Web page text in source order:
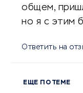
общем,
но я с этим
Ответить на
ЕЩЕ ПО ТЕМЕ